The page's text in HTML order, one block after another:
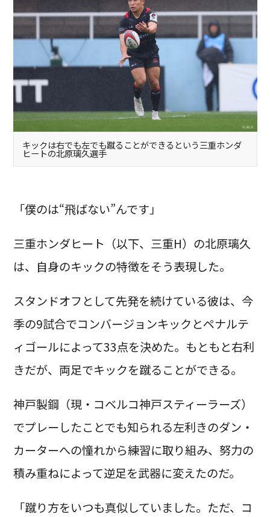
キックは右でも左でも蹴ることができるという三重ホンダ
ヒートの北原璃久選手
「僕のは“飛ばない”んです」
三重ホンダヒート（以下、三重H）の北原璃久
は、自身のキックの特徴をそう表現した。
スタンドオフとして先発を続けている彼は、今
季の9試合でコンバージョンキックとペナルテ
ィゴールによって33点を決めた。もともと右利
きだが、両足でキックを蹴ることができる。
神戸製鋼（現・コベルコ神戸スティーラーズ）
でプレーしたことでも知られる左利きのダン・
カーターへの憧れから練習に取り組み、努力の
積み重ねによって逆足を武器に変えたのだ。
「蹴り方をいつも真似していました。ただ、コ